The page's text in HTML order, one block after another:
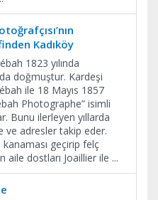
Kadıköy
1823 yılında
doğmuştur. Kardeşi
ile 18 Mayıs 1857
Photographe” isimli
Bunu ilerleyen yıllarda
ve adresler takip eder.
kanaması geçirip felç
aile dostları Joaillier ile ...